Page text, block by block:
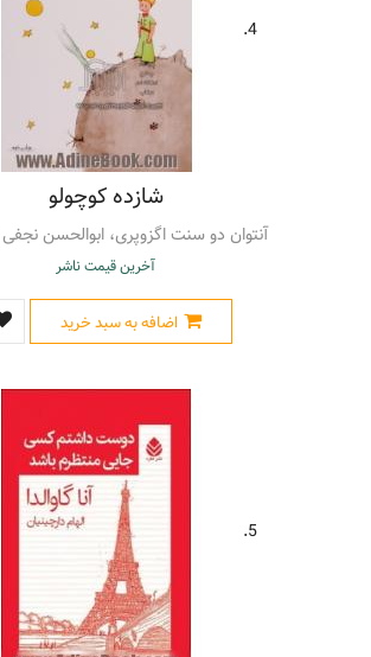
4.
شازده کوچولو
آنتوان دو سنت اگزوپری، ابوالحسن
آخرین قیمت ناشر
اضافه به سبد خرید
5.